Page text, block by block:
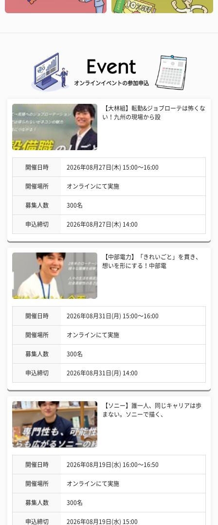
オンラインイベントの参加申込
【大林組】転勤&ジョブローテは怖くな
い！九州の現場から設
開催日時 2026年08月27日(木) 15:00〜16:00
開催場所 オンラインにて実施
募集人数 300名
申込締切 2026年08月27日(木) 14:00
【中部電力】「きれいごと」を貫き、
想いを形にする！中部電
開催日時 2026年08月31日(月) 15:00〜16:00
開催場所 オンラインにて実施
募集人数 300名
申込締切 2026年08月31日(月) 14:00
【ソニー】誰一人、同じキャリアは歩
まない。ソニーで描く、
開催日時 2026年08月19日(水) 16:00〜16:50
開催場所 オンラインにて実施
募集人数 300名
申込締切 2026年08月19日(水) 15:00